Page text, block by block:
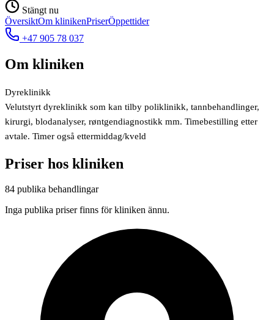
Stängt nu
ÖversiktOm klinikenPriserÖppettider
+47 905 78 037
Om kliniken
Dyreklinikk
Velutstyrt dyreklinikk som kan tilby poliklinikk, tannbehandlinger,
kirurgi, blodanalyser, røntgendiagnostikk mm. Timebestilling etter
avtale. Timer også ettermiddag/kveld
Priser hos kliniken
84 publika behandlingar
Inga publika priser finns för kliniken ännu.